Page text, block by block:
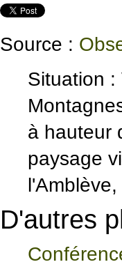
Source :
Situation :
à hauteur
paysage
D'autres